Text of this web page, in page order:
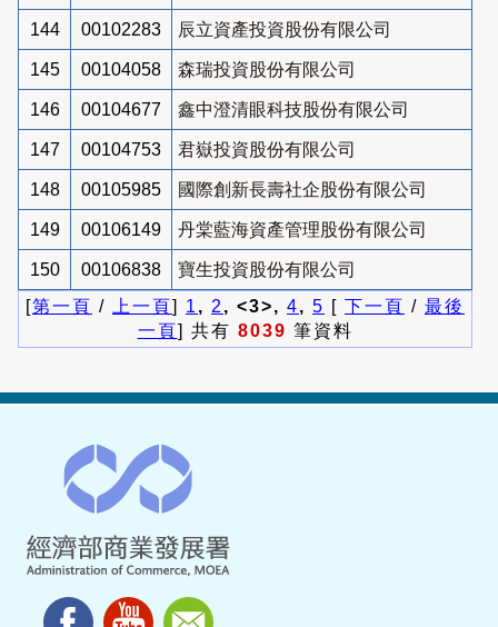
144 00102283 辰立資產投資股份有限公司
145 00104058 森瑞投資股份有限公司
146 00104677 鑫中澄清眼科技股份有限公司
147 00104753 君嶽投資股份有限公司
148 00105985 國際創新長壽社企股份有限公司
149 00106149 丹棠藍海資產管理股份有限公司
150 00106838
寶生投資股份有限公司
[第一頁 / 上一頁] 1 , 2 , <3>, 4, 5 [ 下一頁 / 最後
一頁] 共有 8039 筆資料